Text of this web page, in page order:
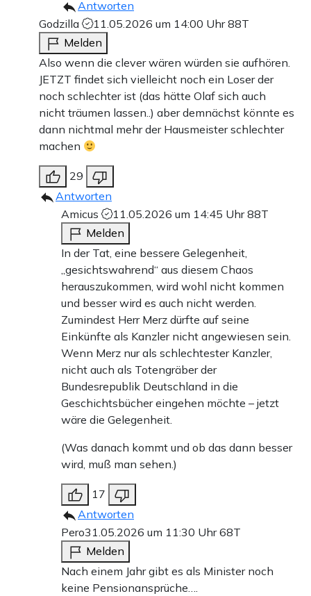
Antworten
Godzilla
11.05.2026 um 14:00 Uhr88T
Melden
Also wenn die clever wären würden sie aufhören.
JETZT findet sich vielleicht noch ein Loser der
noch schlechter ist (das hätte Olaf sich auch
nicht träumen lassen..) aber demnächst könnte es
dann nichtmal mehr der Hausmeister schlechter
machen
29
Antworten
Amicus
11.05.2026 um 14:45 Uhr88T
Melden
In der Tat, eine bessere Gelegenheit,
„gesichtswahrend“ aus diesem Chaos
herauszukommen, wird wohl nicht kommen
und besser wird es auch nicht werden.
Zumindest Herr Merz dürfte auf seine
Einkünfte als Kanzler nicht angewiesen sein.
Wenn Merz nur als schlechtester Kanzler,
nicht auch als Totengräber der
Bundesrepublik Deutschland in die
Geschichtsbücher eingehen möchte – jetzt
wäre die Gelegenheit.
(Was danach kommt und ob das dann besser
wird, muß man sehen.)
17
Antworten
Pero31.05.2026 um 11:30 Uhr68T
Melden
Nach einem Jahr gibt es als Minister noch
keine Pensionansprüche….